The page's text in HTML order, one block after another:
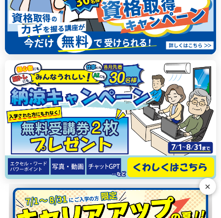
×
STRENGTHS